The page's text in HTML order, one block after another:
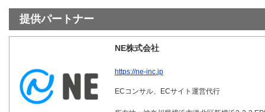
提供パートナー
NE株式会社
https://ne-inc.jp
ECコンサル、ECサイト運営代行